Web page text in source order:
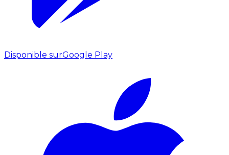
Disponible surGoogle Play